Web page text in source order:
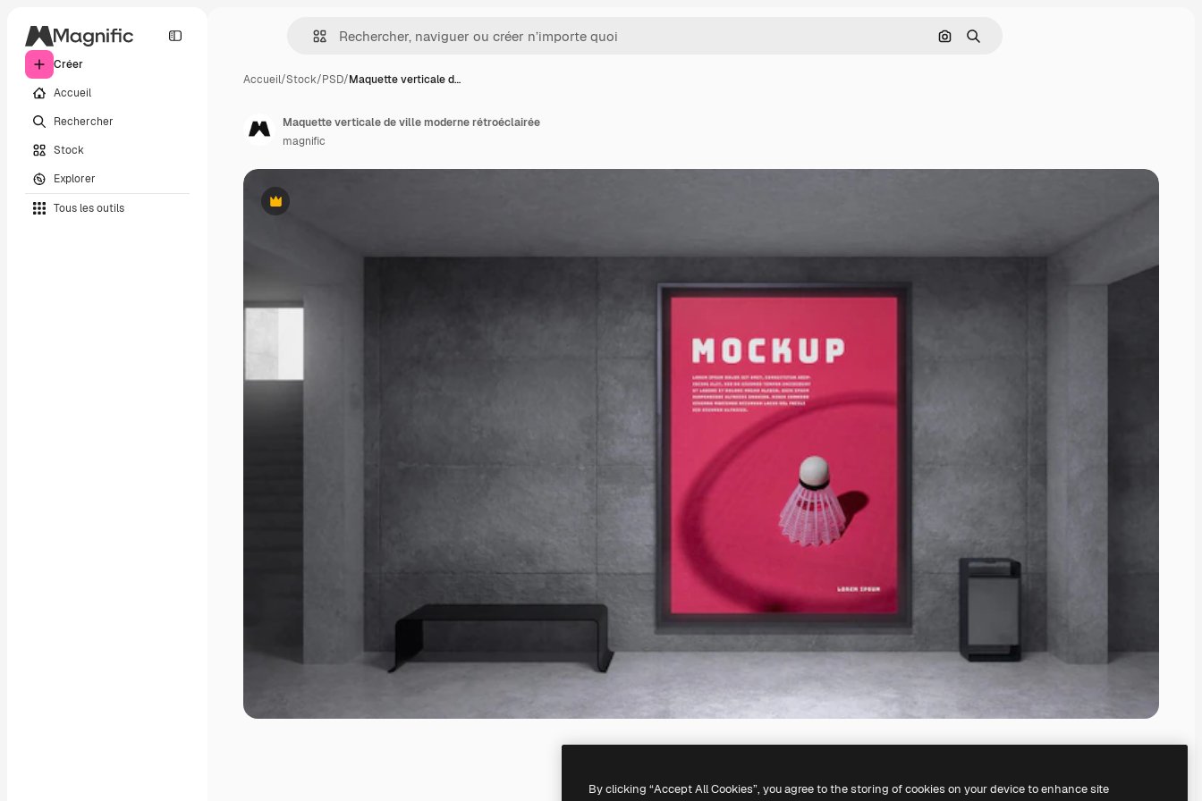
Créer
Accueil
Rechercher
Stock
Explorer
Tous les outils
Rechercher par image
Rechercher
Accueil/Stock/PSD/Maquette verticale d…
Premium
Maquette verticale de ville moderne rétroéclairée
magnific
By clicking “Accept All Cookies”, you agree to the storing of cookies on your device to enhance site